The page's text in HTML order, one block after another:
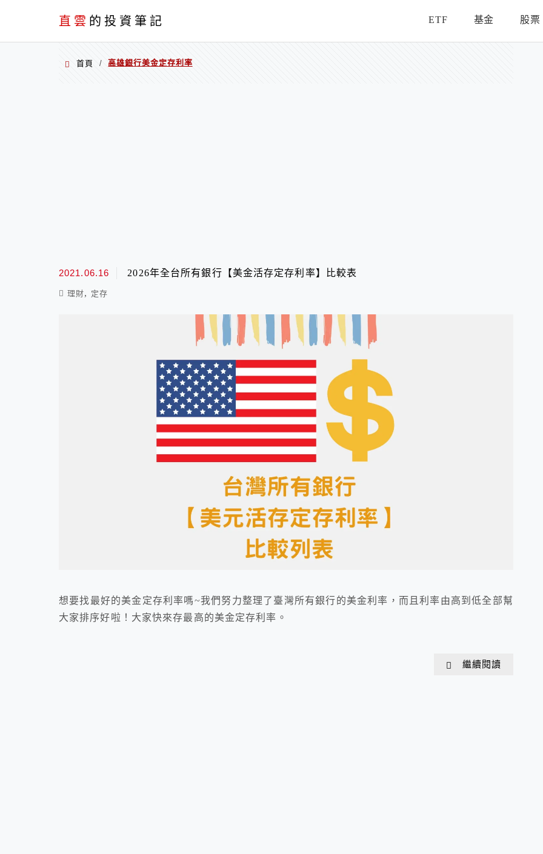
直雲 的投資筆記 ETF 基金 股票
首頁 / 高雄銀行美金定存利率
2021.06.16 2026年全台所有銀行【美金活存定存利率】比較表
理財, 定存
想要找最好的美金定存利率嗎~我們努力整理了臺灣所有銀行的美金利率，而且利率由高到低全部幫
大家排序好啦！大家快來存最高的美金定存利率。
繼續閱讀